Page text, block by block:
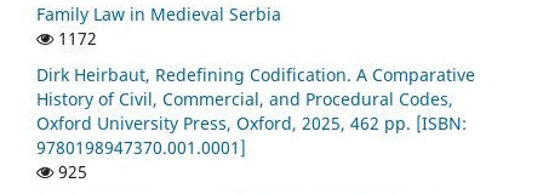
Family Law in Medieval Serbia
1172
Dirk Heirbaut, Redefining Codification. A Comparative
History of Civil, Commercial, and Procedural Codes,
Oxford University Press, Oxford, 2025, 462 pp. [ISBN:
9780198947370.001.0001]
925